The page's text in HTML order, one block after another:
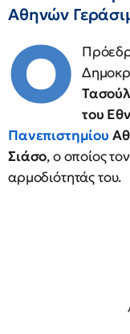
Αθηνών
Ο του
Πανεπιστημίου
Σιάσο, ο οποίος
αρμοδιότητάς του.